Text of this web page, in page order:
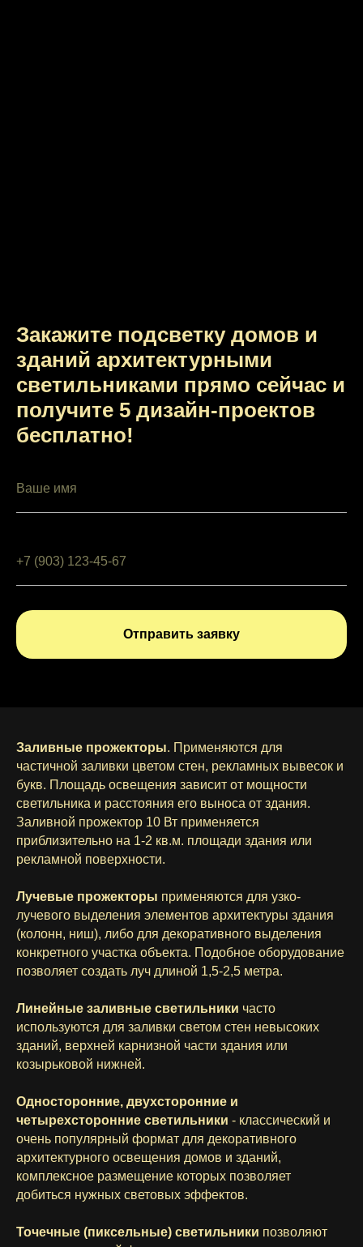
Закажите подсветку домов и
зданий архитектурными
светильниками прямо сейчас и
получите 5 дизайн-проектов
бесплатно!
Отправить заявку
Заливные прожекторы. Применяются для
частичной заливки цветом стен, рекламных вывесок и
букв. Площадь освещения зависит от мощности
светильника и расстояния его выноса от здания.
Заливной прожектор 10 Вт применяется
приблизительно на 1-2 кв.м. площади здания или
рекламной поверхности.
Лучевые прожекторы применяются для узко-
лучевого выделения элементов архитектуры здания
(колонн, ниш), либо для декоративного выделения
конкретного участка объекта. Подобное оборудование
позволяет создать луч длиной 1,5-2,5 метра.
Линейные заливные светильники часто
используются для заливки светом стен невысоких
зданий, верхней карнизной части здания или
козырьковой нижней.
Односторонние, двухсторонние и
четырехсторонние светильники - классический и
очень популярный формат для декоративного
архитектурного освещения домов и зданий,
комплексное размещение которых позволяет
добиться нужных световых эффектов.
Точечные (пиксельные) светильники позволяют